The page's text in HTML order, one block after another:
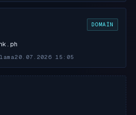
DOMAIN
20.07.2026 15:05